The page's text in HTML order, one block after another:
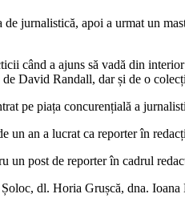
jurnalistică, apoi a urmat un
când a ajuns să vadă din
David Randall, dar și de o
pe piața concurențială a
un an a lucrat ca reporter în
un post de reporter în cadrul
dl. Horia Grușcă, dna.